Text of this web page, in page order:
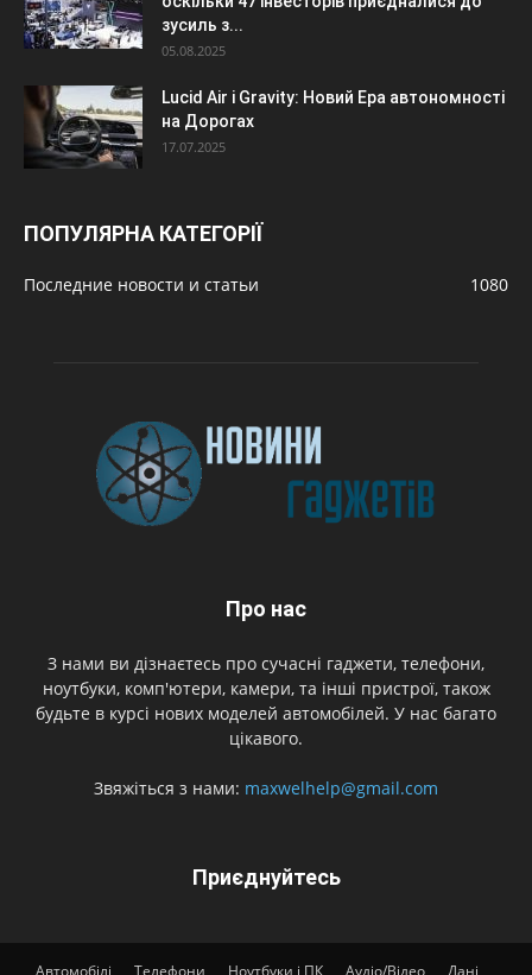
зусиль з...
05.08.2025
Lucid Air і Gravity: Новий Ера автономності
на Дорогах
17.07.2025
ПОПУЛЯРНА КАТЕГОРІЇ
Последние новости и статьи 1080
Про нас
З нами ви дізнаєтесь про сучасні гаджети, телефони,
ноутбуки, комп'ютери, камери, та інші пристрої, також
будьте в курсі нових моделей автомобілей. У нас багато
цікавого.
Звяжіться з нами: maxwelhelp@gmail.com
Приєднуйтесь
Автомобілі Телефони Ноутбуки і ПК Аудіо/Відео Дані